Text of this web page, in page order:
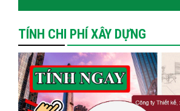
TÍNH CHI PHÍ XÂY DỰNG